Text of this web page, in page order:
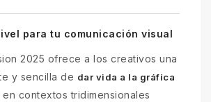
para tu comunicación visual
2025 ofrece a los creativos una
y sencilla de dar vida a la gráfica
en contextos tridimensionales